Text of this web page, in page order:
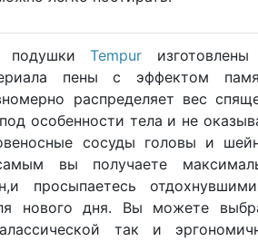
подушки Tempur
пены с эффектом
распределяет вес
особенности тела и не
сосуды головы и
вы получаете
просыпаетесь
нового дня. Вы можете
так и